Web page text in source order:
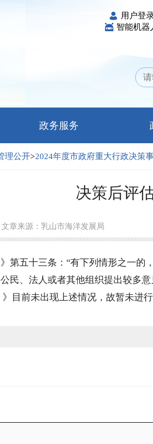
用户登
智能机器
政务服务
理公开>2024年度市政府重大行政决策
决策后评
文章来源：乳山市海洋发展局
第五十三条：“有下列情形之一
民、法人或者其他组织提出较多
目前未出现上述情况，故暂未进行